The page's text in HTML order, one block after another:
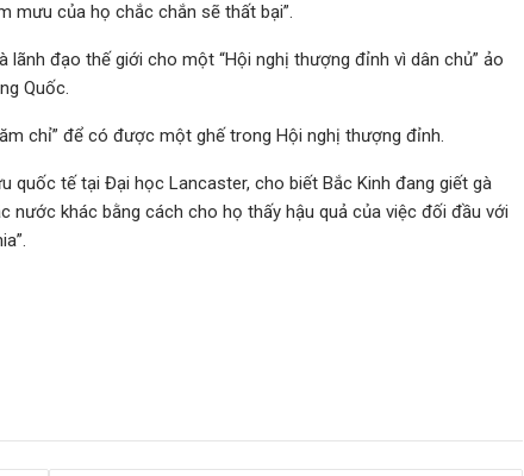
mưu của họ chắc chắn sẽ thất bại”.
đạo thế giới cho một “Hội nghị thượng đỉnh vì dân chủ” ảo
Quốc.
chỉ” để có được một ghế trong Hội nghị thượng đỉnh.
quốc tế tại Đại học Lancaster, cho biết Bắc Kinh đang giết gà
nước khác bằng cách cho họ thấy hậu quả của việc đối đầu với